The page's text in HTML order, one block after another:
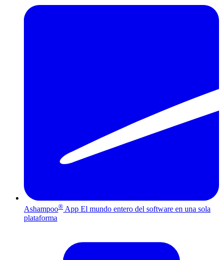
Ashampoo® App El mundo entero del software en una sola
plataforma